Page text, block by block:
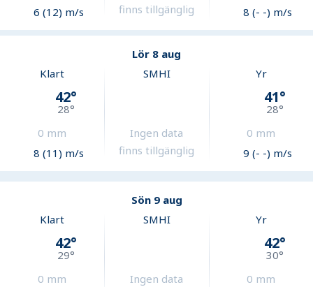
6 (12) m/s
finns tillgänglig
8 (- -) m/s
Lör 8 aug
Klart
42°
28°
0 mm
8 (11) m/s
SMHI
Ingen data
finns tillgänglig
Yr
41°
28°
0 mm
9 (- -) m/s
Sön 9 aug
Klart
42°
29°
0 mm
SMHI
Ingen data
Yr
42°
30°
0 mm